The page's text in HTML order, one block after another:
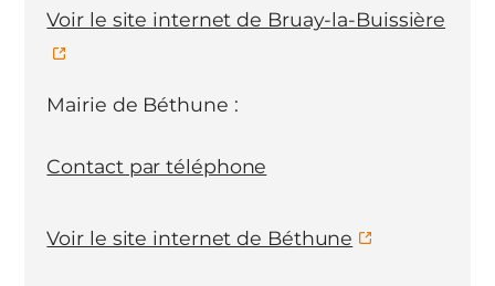
Voir le site internet de Bruay-la-Buissière
Mairie de Béthune :
Contact par téléphone
Voir le site internet de Béthune